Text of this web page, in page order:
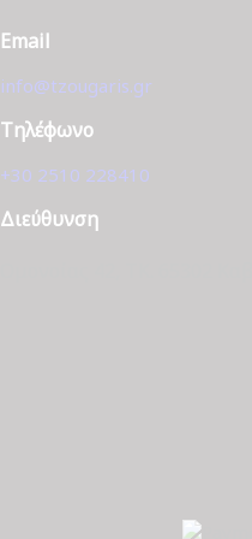
Email
info@tzougaris.gr
Τηλέφωνο
+30 2510 228410
Διεύθυνση